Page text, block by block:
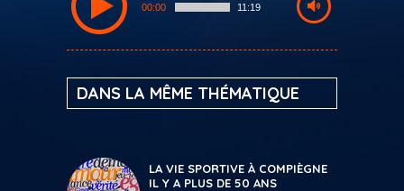
00:00 11:19
DANS LA MÊME THÉMATIQUE
LA VIE SPORTIVE À COMPIÈGNE
IL Y A PLUS DE 50 ANS